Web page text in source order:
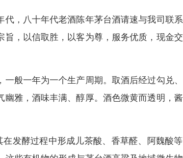
，八十年代老酒陈年茅台酒请速与我司联
，以信取胜，以客为尊，服务优质，现金
般一年为一个生产周期。取酒后经过勾兑
雅，酒味丰满、醇厚。酒色微黄而透明，
发酵过程中形成儿茶酸、香草醛、阿魏酸